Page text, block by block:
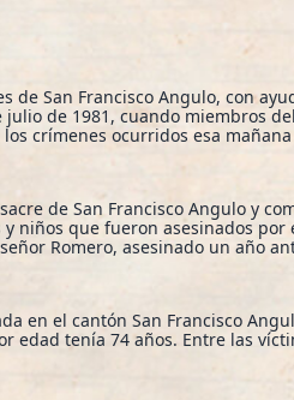
de San Francisco Angulo, con
de 1981, cuando miembros
los crímenes ocurridos esa
de San Francisco Angulo y
y niños que fueron asesinados
Romero, asesinado un año
en el cantón San Francisco
edad tenía 74 años. Entre las